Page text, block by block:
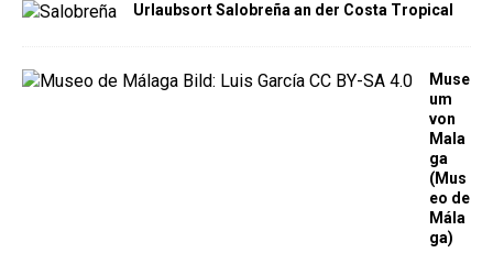
Urlaubsort Salobreña an der Costa Tropical
Muse
um
von
Mala
ga
(Mus
eo de
Mála
ga)